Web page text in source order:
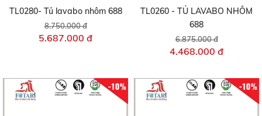
TL0280- Tủ lavabo nhôm 688
8.750.000 đ
5.687.000 đ
TL0260 - TỦ LAVABO NHÔM
688
6.875.000 đ
4.468.000 đ
-10% -10%